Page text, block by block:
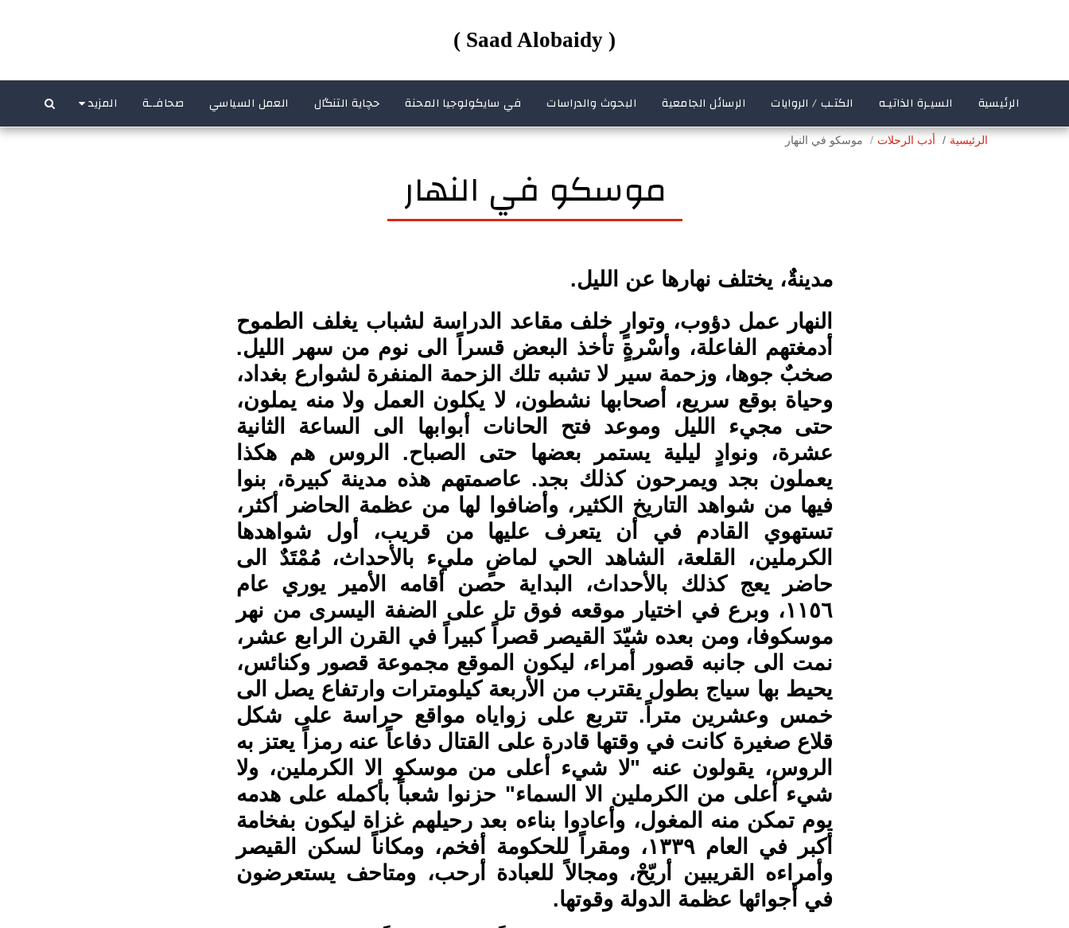
( Saad Alobaidy )
الرئيسية السيـرة الذاتيـه الكتـب / الروايات الرسائل الجامعية البحوث والدراسات في سايكولوجيا المحنة حچاية التنگال العمل السياسي صحافــة المزيد
الرئيسية أدب الرحلات موسكو في النهار
موسكو في النهار
مدينةٌ، يختلف نهارها عن الليل.
النهار عمل دؤوب، وتوارٍ خلف مقاعد الدراسة لشباب يغلف الطموح
أدمغتهم الفاعلة، وأسْرةٍ تأخذ البعض قسراً الى نوم من سهر الليل.
صخبٌ جوها، وزحمة سير لا تشبه تلك الزحمة المنفرة لشوارع بغداد،
وحياة بوقع سريع، أصحابها نشطون، لا يكلون العمل ولا منه يملون،
حتى مجيء الليل وموعد فتح الحانات أبوابها الى الساعة الثانية
عشرة، ونوادٍ ليلية يستمر بعضها حتى الصباح. الروس هم هكذا
يعملون بجد ويمرحون كذلك بجد. عاصمتهم هذه مدينة كبيرة، بنوا
فيها من شواهد التاريخ الكثير، وأضافوا لها من عظمة الحاضر أكثر،
تستهوي القادم في أن يتعرف عليها من قريب، أول شواهدها
الكرملين، القلعة، الشاهد الحي لماضٍ مليء بالأحداث، مُمْتَدٌ الى
حاضر يعج كذلك بالأحداث، البداية حصن أقامه الأمير يوري عام
١١٥٦، وبرع في اختيار موقعه فوق تل على الضفة اليسرى من نهر
موسكوفا، ومن بعده شيّدَ القيصر قصراً كبيراً في القرن الرابع عشر،
نمت الى جانبه قصور أمراء، ليكون الموقع مجموعة قصور وكنائس،
يحيط بها سياج بطول يقترب من الأربعة كيلومترات وارتفاع يصل الى
خمس وعشرين متراً. تتربع على زواياه مواقع حراسة على شكل
قلاع صغيرة كانت في وقتها قادرة على القتال دفاعاً عنه رمزاً يعتز به
الروس، يقولون عنه "لا شيء أعلى من موسكو الا الكرملين، ولا
شيء أعلى من الكرملين الا السماء" حزنوا شعباً بأكمله على هدمه
يوم تمكن منه المغول، وأعادوا بناءه بعد رحيلهم غزاة ليكون بفخامة
أكبر في العام ١٣٣٩، ومقراً للحكومة أفخم، ومكاناً لسكن القيصر
وأمراءه القريبين أريّحْ، ومجالاً للعبادة أرحب، ومتاحف يستعرضون
في أجوائها عظمة الدولة وقوتها.